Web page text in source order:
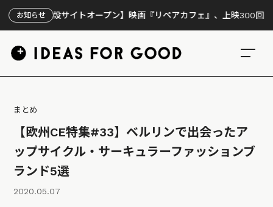
お知らせ
【特設サイトオープン】映画『リペアカフェ』、上映300回の先で見
まとめ
【欧州CE特集#33】ベルリンで出会ったア
ップサイクル・サーキュラーファッションブ
ランド5選
2020.05.07